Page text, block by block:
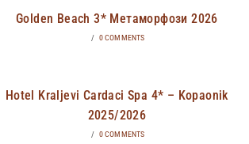
Golden Beach 3* Метаморфози 2026
/ 0 COMMENTS
Hotel Kraljevi Cardaci Spa 4* – Kopaonik
2025/2026
/ 0 COMMENTS